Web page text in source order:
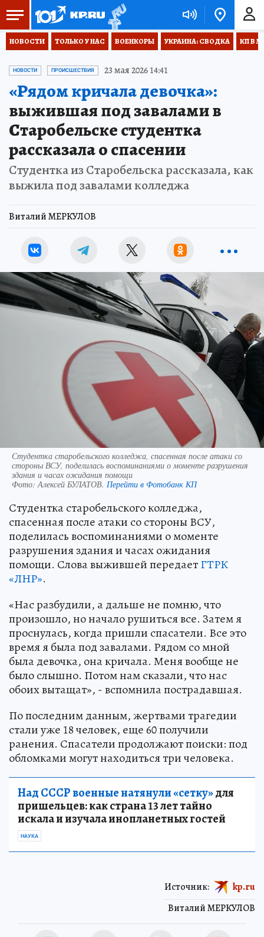
НОВОСТИ ТОЛЬКО У НАС ВОЕНКОРЫ УКРАИНА: СВОДКА КП В
НОВОСТИ ПРОИСШЕСТВИЯ 23 мая 2026 14:41
«Рядом кричала девочка»:
выжившая под завалами в
Старобельске студентка
рассказала о спасении
Студентка из Старобельска рассказала, как
выжила под завалами колледжа
Виталий МЕРКУЛОВ
Студентка старобельского колледжа, спасенная после атаки со
стороны ВСУ, поделилась воспоминаниями о моменте разрушения
здания и часах ожидания помощи
Фото: Алексей БУЛАТОВ. Перейти в Фотобанк КП
Студентка старобельского колледжа,
спасенная после атаки со стороны ВСУ,
поделилась воспоминаниями о моменте
разрушения здания и часах ожидания
помощи. Слова выжившей передаетГТРК
«ЛНР».
«Нас разбудили, а дальше не помню, что
произошло, но начало рушиться все. Затем я
проснулась, когда пришли спасатели. Все это
время я была под завалами. Рядом со мной
была девочка, она кричала. Меня вообще не
было слышно. Потом нам сказали, что нас
обоих вытащат», - вспомнила пострадавшая.
По последним данным, жертвами трагедии
стали уже 18 человек, еще 60 получили
ранения. Спасатели продолжают поиски: под
обломками могут находиться три человека.
Над СССР военные натянули «сетку»для
пришельцев: как страна 13 лет тайно
искала и изучала инопланетных гостей
НАУКА
Виталий МЕРКУЛОВ
Источник: kp.ru